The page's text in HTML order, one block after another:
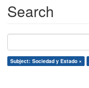
Search
Subject: Sociedad y Estado ×